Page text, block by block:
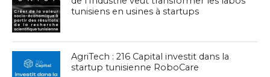
tunisiens en usines à startups
AgriTech : 216 Capital investit dans la
startup tunisienne RoboCare